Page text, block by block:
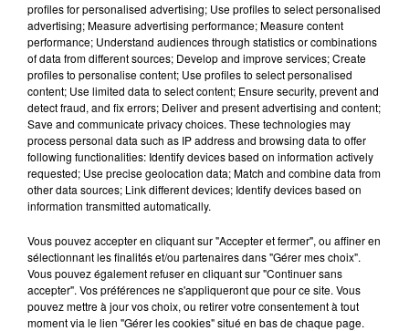
LA CENTRALE NUCLÉAIRE DE CHOOZ
TOUJOURS À L'ARRÊT
Cela fait déjà une semaine que la centrale
nucléaire ardennaise est à l'arrêt. Une situation
justifiée par la sécheresse intense qui est toujours
présente.
profiles for personalised advertising; Use profiles to select personalised
advertising; Measure advertising performance; Measure content
performance; Understand audiences through statistics or combinations
of data from different sources; Develop and improve services; Create
profiles to personalise content; Use profiles to select personalised
content; Use limited data to select content; Ensure security, prevent and
detect fraud, and fix errors; Deliver and present advertising and content;
Save and communicate privacy choices. These technologies may
process personal data such as IP address and browsing data to offer
following functionalities: Identify devices based on information actively
requested; Use precise geolocation data; Match and combine data from
other data sources; Link different devices; Identify devices based on
information transmitted automatically.
Vous pouvez accepter en cliquant sur "Accepter et fermer", ou affiner en
sélectionnant les finalités et/ou partenaires dans "Gérer mes choix".
Vous pouvez également refuser en cliquant sur "Continuer sans
accepter". Vos préférences ne s'appliqueront que pour ce site. Vous
pouvez mettre à jour vos choix, ou retirer votre consentement à tout
moment via le lien "Gérer les cookies" situé en bas de chaque page.